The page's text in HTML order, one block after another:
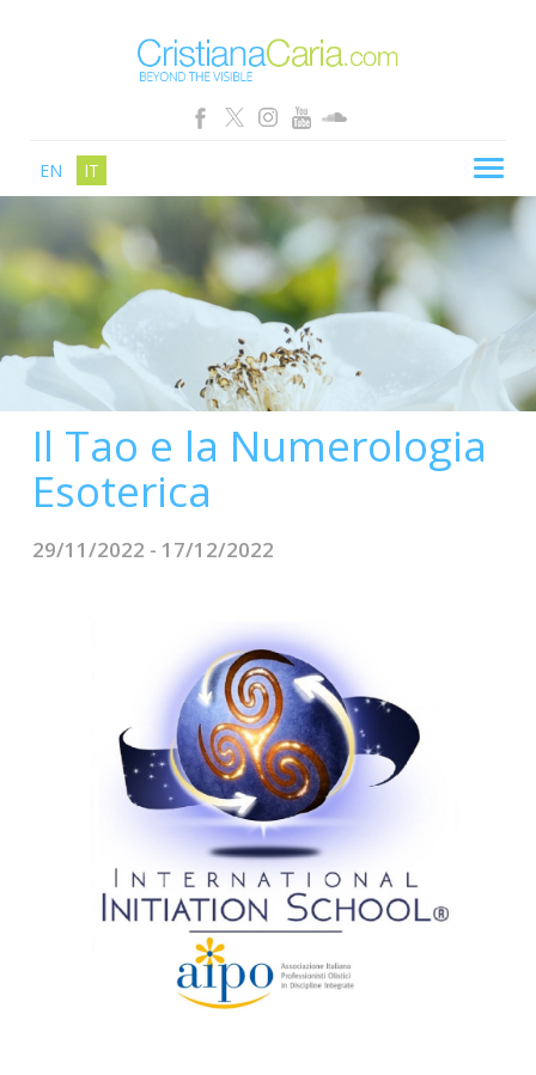
EN IT
CRISTIANA CARIA
BLOG
PERCORSI
SCHOOL
SHOP
SEMINARI
NEWS
CONTATTI
Il Tao e la Numerologia
Esoterica
29/11/2022 - 17/12/2022